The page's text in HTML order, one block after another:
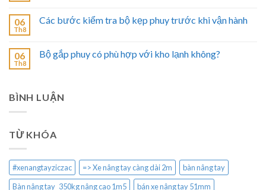
06
Th8
Các bước kiểm tra bộ kẹp phuy trước khi vận hành
06
Th8
Bộ gắp phuy có phù hợp với kho lạnh không?
BÌNH LUẬN
TỪ KHÓA
#xenangtayziczac => Xe nâng tay càng dài 2m
bàn nâng tay
Bàn nâng tay 350kg nâng cao 1m5
bán xe nâng tay 51mm